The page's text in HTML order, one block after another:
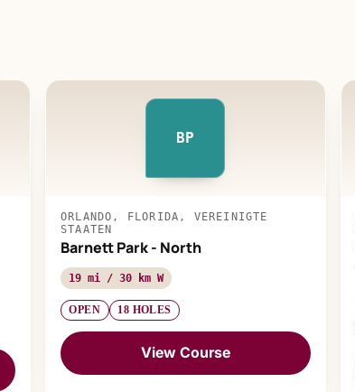
BP
ORLANDO, FLORIDA, VEREINIGTE
STAATEN
Barnett Park - North
19 mi / 30 km W
OPEN 18 HOLES
View Course